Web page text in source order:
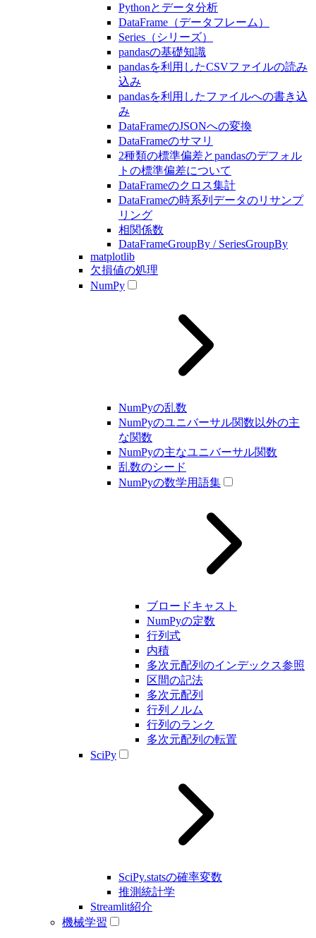
Pythonとデータ分析
DataFrame（データフレーム）
Series（シリーズ）
pandasの基礎知識
pandasを利用したCSVファイルの読み
込み
pandasを利用したファイルへの書き込
み
DataFrameのJSONへの変換
DataFrameのサマリ
2種類の標準偏差とpandasのデフォル
トの標準偏差について
DataFrameのクロス集計
DataFrameの時系列データのリサンプ
リング
相関係数
DataFrameGroupBy / SeriesGroupBy
matplotlib
欠損値の処理
NumPy
NumPyの乱数
NumPyのユニバーサル関数以外の主
な関数
NumPyの主なユニバーサル関数
乱数のシード
NumPyの数学用語集
ブロードキャスト
NumPyの定数
行列式
内積
多次元配列のインデックス参照
区間の記法
多次元配列
行列ノルム
行列のランク
多次元配列の転置
SciPy
SciPy.statsの確率変数
推測統計学
Streamlit紹介
機械学習